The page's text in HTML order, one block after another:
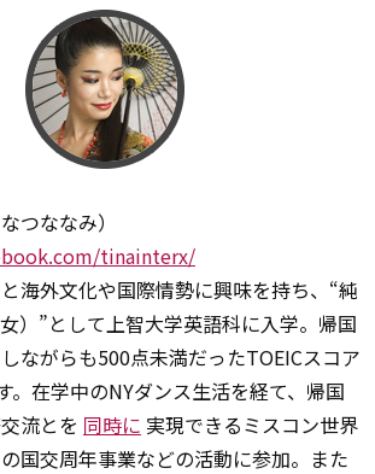
つななみ）
tinainterx/
海外文化や国際情勢に興味を持ち、“純
）”として上智大学英語科に入学。帰国
ながらも500点未満だったTOEICスコア
。在学中のNYダンス生活を経て、帰国
流とを 同時に 実現できるミスコン世界
国交周年事業などの活動に参加。また